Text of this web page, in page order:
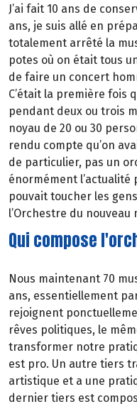
J’ai fait 10 ans de
ans, je suis allé en
totalement arrêté la
potes où on était tous
de faire un concert
C’était la première fois
pendant deux ou trois
noyau de 20 ou 30
rendu compte qu’on
de particulier, pas un
énormément l’actualité
pouvait toucher les
l’Orchestre du nouveau
Qui compose
Nous maintenant 70
ans, essentiellement
rejoignent
rêves politiques, le
transformer notre
est pro. Un autre tiers
artistique et a une
dernier tiers est